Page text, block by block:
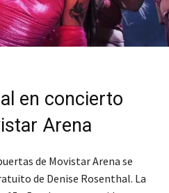
en concierto
Arena
de Movistar Arena se
de Denise Rosenthal. La